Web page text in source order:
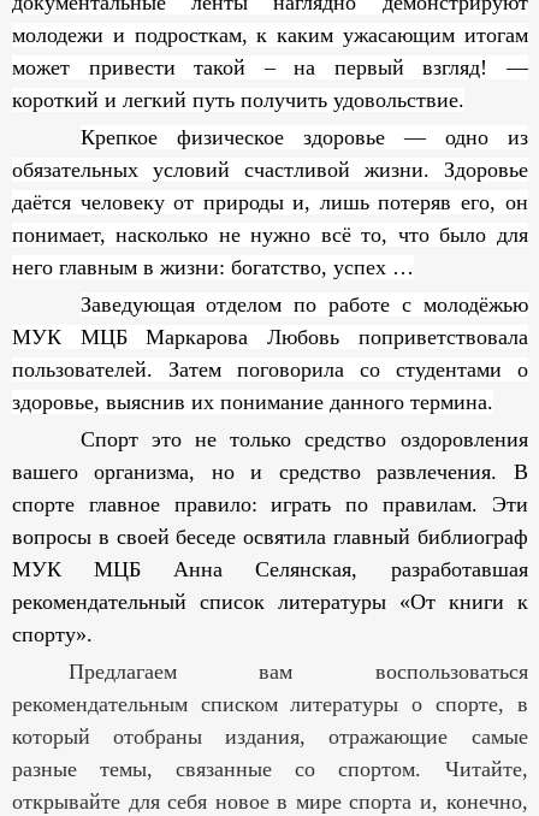
молодежи и подросткам, к каким ужасающим итогам
может привести такой – на первый взгляд! —
короткий и легкий путь получить удовольствие.
Крепкое физическое здоровье — одно из
обязательных условий счастливой жизни. Здоровье
даётся человеку от природы и, лишь потеряв его, он
понимает, насколько не нужно всё то, что было для
него главным в жизни: богатство, успех …
Заведующая отделом по работе с молодёжью
МУК МЦБ Маркарова Любовь поприветствовала
пользователей. Затем поговорила со студентами о
здоровье, выяснив их понимание данного термина.
Спорт это не только средство оздоровления
вашего организма, но и средство развлечения. В
спорте главное правило: играть по правилам.
Эти
вопросы в своей беседе освятила главный библиограф
МУК МЦБ Анна Селянская, разработавшая
рекомендательный список литературы «От книги к
спорту».
Предлагаем вам воспользоваться
рекомендательным списком литературы о спорте, в
который отобраны издания, отражающие самые
разные темы, связанные со спортом. Читайте,
открывайте для себя новое в мире спорта и, конечно,